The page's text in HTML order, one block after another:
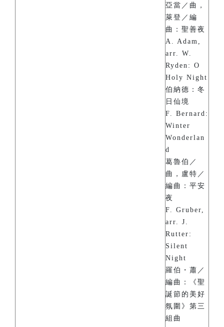
亞當／曲，
萊登／編
曲：聖善夜
A. Adam,
arr. W.
Ryden: O
Holy Night
伯納德：冬
日仙境
F. Bernard:
Winter
Wonderlan
d
葛魯伯／
曲，盧特／
編曲：平安
夜
F. Gruber,
arr. J.
Rutter:
Silent
Night
羅伯・蕭／
編曲：《聖
誕節的美好
氛圍》第三
組曲